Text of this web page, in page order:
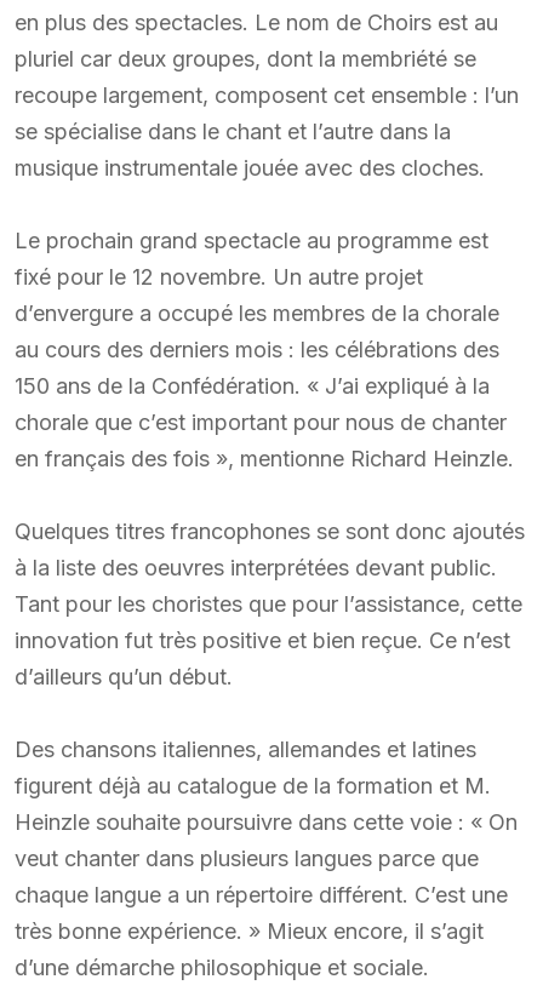
en plus des spectacles. Le nom de Choirs est au
pluriel car deux groupes, dont la membriété se
recoupe largement, composent cet ensemble : l’un
se spécialise dans le chant et l’autre dans la
musique instrumentale jouée avec des cloches.
Le prochain grand spectacle au programme est
fixé pour le 12 novembre. Un autre projet
d’envergure a occupé les membres de la chorale
au cours des derniers mois : les célébrations des
150 ans de la Confédération. « J’ai expliqué à la
chorale que c’est important pour nous de chanter
en français des fois », mentionne Richard Heinzle.
Quelques titres francophones se sont donc ajoutés
à la liste des oeuvres interprétées devant public.
Tant pour les choristes que pour l’assistance, cette
innovation fut très positive et bien reçue. Ce n’est
d’ailleurs qu’un début.
Des chansons italiennes, allemandes et latines
figurent déjà au catalogue de la formation et M.
Heinzle souhaite poursuivre dans cette voie : « On
veut chanter dans plusieurs langues parce que
chaque langue a un répertoire différent. C’est une
très bonne expérience. » Mieux encore, il s’agit
d’une démarche philosophique et sociale.